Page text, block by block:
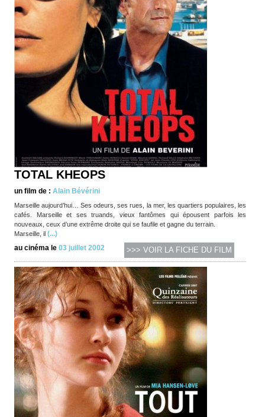
TOTAL KHEOPS
un film de : Alain Bévérini
Marseille aujourd’hui… Ses odeurs, ses rues, la mer, les quartiers populaires, les
cafés. Marseille et ses truands, vieux fantômes qui épousent parfois les
nouveaux, ceux d’une extrême droite qui se faufile et gagne du terrain.
Marseille, il (...)
au cinéma le 03 juillet 2002 >>> VOIR LA FICHE DU FILM